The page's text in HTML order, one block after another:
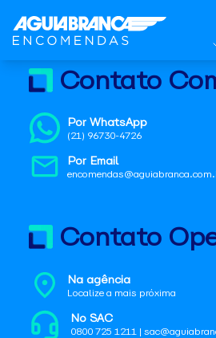
Contato
Por WhatsApp
(21) 96730-4726
Por Email
Contato
Na agência
Localize a mais próxima
No SAC
0800 725 1211 |